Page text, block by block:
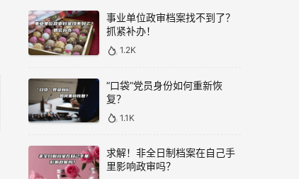
事业单位政审档案找不到了？
抓紧补办！
1.2K
“口袋”党员身份如何重新恢
复？
1.1K
求解！非全日制档案在自己手
里影响政审吗？